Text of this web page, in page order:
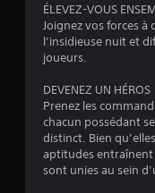
ÉLEVEZ-VOUS
Joignez vos forces
l’insidieuse nuit et
joueurs.
DEVENEZ UN HÉROS
Prenez les
chacun possédant
distinct. Bien
aptitudes entraînent
sont unies au sein